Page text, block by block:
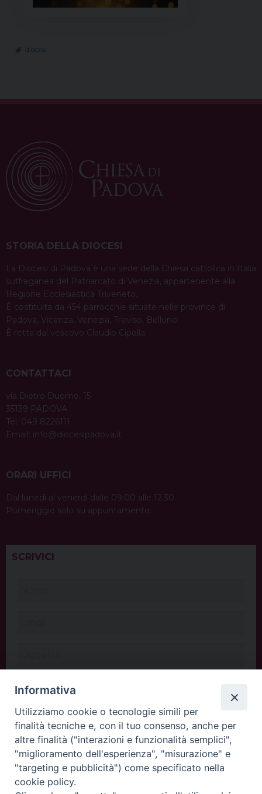
diocesi
STORIA DELLA DIOCESI
La Diocesi di Padova è una sede della Chiesa cattolica in Italia
suffraganea del Patriarcato di Venezia, appartenente alla
Regione Ecclesiastica Triveneto.
È costituita da 454 parrocchie situate nelle province di
Padova, Vicenza, Venezia, Treviso, Belluno.
È retta dal vescovo Claudio Cipolla.
CONTATTACI
via Dietro Duomo, 15
35139 PADOVA
Tel. 049 8226111
Email: info@diocesipadova.it
ORARI UFFICI
Dal lunedì al venerdì dalle 09:00 alle 12:30.
Pomeriggio solo su appuntamento.
SCRIVICI
Informativa
Utilizziamo cookie o tecnologie simili per
finalità tecniche e, con il tuo consenso, anche per
altre finalità ("interazioni e funzionalità semplici",
"miglioramento dell'esperienza", "misurazione" e
"targeting e pubblicità") come specificato nella
cookie policy.